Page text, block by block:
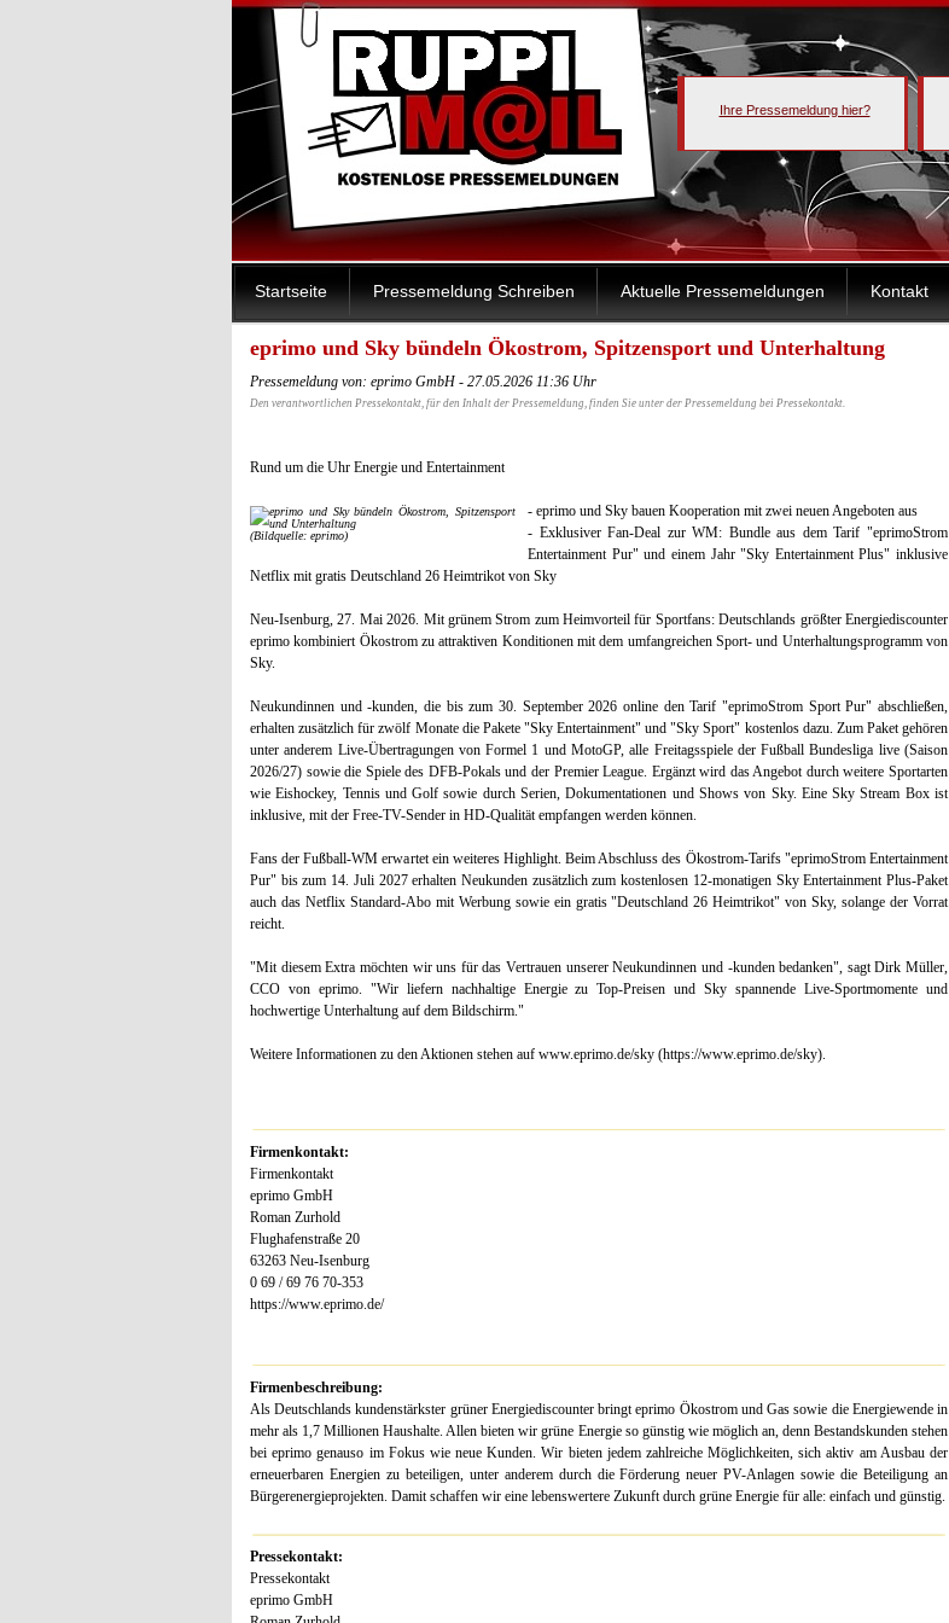
Ihre Pressemeldung hier?
Startseite Pressemeldung Schreiben Aktuelle Pressemeldungen Kontakt
eprimo und Sky bündeln Ökostrom, Spitzensport und Unterhaltung
Pressemeldung von: eprimo GmbH - 27.05.2026 11:36 Uhr
Den verantwortlichen Pressekontakt, für den Inhalt der Pressemeldung, finden Sie unter der Pressemeldung bei Pressekontakt.
Rund um die Uhr Energie und Entertainment
(Bildquelle: eprimo)
- eprimo und Sky bauen Kooperation mit zwei neuen Angeboten aus
- Exklusiver Fan-Deal zur WM: Bundle aus dem Tarif "eprimoStrom
Entertainment Pur" und einem Jahr "Sky Entertainment Plus" inklusive
Netflix mit gratis Deutschland 26 Heimtrikot von Sky
Neu-Isenburg, 27. Mai 2026. Mit grünem Strom zum Heimvorteil für Sportfans: Deutschlands größter Energiediscounter
eprimo kombiniert Ökostrom zu attraktiven Konditionen mit dem umfangreichen Sport- und Unterhaltungsprogramm von
Sky.
Neukundinnen und -kunden, die bis zum 30. September 2026 online den Tarif "eprimoStrom Sport Pur" abschließen,
erhalten zusätzlich für zwölf Monate die Pakete "Sky Entertainment" und "Sky Sport" kostenlos dazu. Zum Paket gehören
unter anderem Live-Übertragungen von Formel 1 und MotoGP, alle Freitagsspiele der Fußball Bundesliga live (Saison
2026/27) sowie die Spiele des DFB-Pokals und der Premier League. Ergänzt wird das Angebot durch weitere Sportarten
wie Eishockey, Tennis und Golf sowie durch Serien, Dokumentationen und Shows von Sky. Eine Sky Stream Box ist
inklusive, mit der Free-TV-Sender in HD-Qualität empfangen werden können.
Fans der Fußball-WM erwartet ein weiteres Highlight. Beim Abschluss des Ökostrom-Tarifs "eprimoStrom Entertainment
Pur" bis zum 14. Juli 2027 erhalten Neukunden zusätzlich zum kostenlosen 12-monatigen Sky Entertainment Plus-Paket
auch das Netflix Standard-Abo mit Werbung sowie ein gratis "Deutschland 26 Heimtrikot" von Sky, solange der Vorrat
reicht.
"Mit diesem Extra möchten wir uns für das Vertrauen unserer Neukundinnen und -kunden bedanken", sagt Dirk Müller,
CCO von eprimo. "Wir liefern nachhaltige Energie zu Top-Preisen und Sky spannende Live-Sportmomente und
hochwertige Unterhaltung auf dem Bildschirm."
Weitere Informationen zu den Aktionen stehen auf www.eprimo.de/sky (https://www.eprimo.de/sky).
Firmenkontakt:
Firmenkontakt
eprimo GmbH
Roman Zurhold
Flughafenstraße 20
63263 Neu-Isenburg
0 69 / 69 76 70-353
https://www.eprimo.de/
Firmenbeschreibung:
Als Deutschlands kundenstärkster grüner Energiediscounter bringt eprimo Ökostrom und Gas sowie die Energiewende in
mehr als 1,7 Millionen Haushalte. Allen bieten wir grüne Energie so günstig wie möglich an, denn Bestandskunden stehen
bei eprimo genauso im Fokus wie neue Kunden. Wir bieten jedem zahlreiche Möglichkeiten, sich aktiv am Ausbau der
erneuerbaren Energien zu beteiligen, unter anderem durch die Förderung neuer PV-Anlagen sowie die Beteiligung an
Bürgerenergieprojekten. Damit schaffen wir eine lebenswertere Zukunft durch grüne Energie für alle: einfach und günstig.
Pressekontakt:
Pressekontakt
eprimo GmbH